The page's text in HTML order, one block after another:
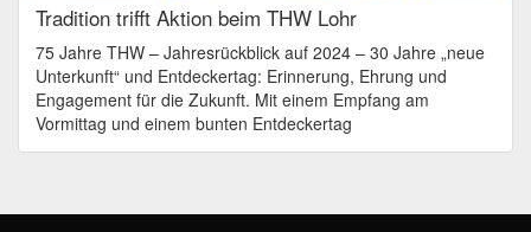
Tradition trifft Aktion beim THW Lohr
75 Jahre THW – Jahresrückblick auf 2024 – 30 Jahre „neue
Unterkunft“ und Entdeckertag: Erinnerung, Ehrung und
Engagement für die Zukunft. Mit einem Empfang am
Vormittag und einem bunten Entdeckertag